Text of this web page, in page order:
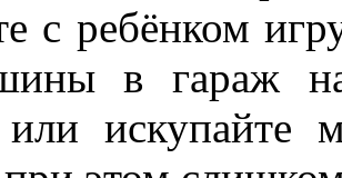
с ребёнком
в гараж
или искупайте